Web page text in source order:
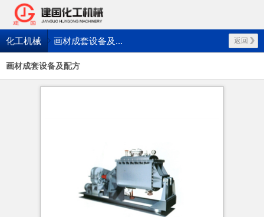
化工机械 返回
画材成套设备及...
画材成套设备及配方